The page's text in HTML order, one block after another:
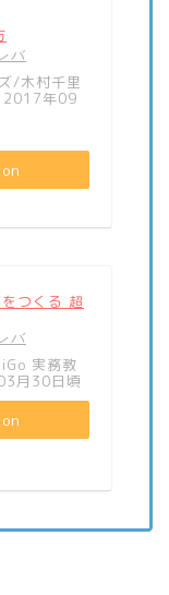
バ
/木村千里
2017年09
つくる 超
バ
実務教
月30日頃